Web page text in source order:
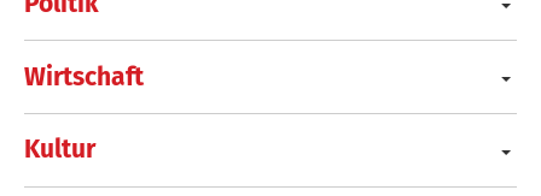
Wirtschaft
Kultur